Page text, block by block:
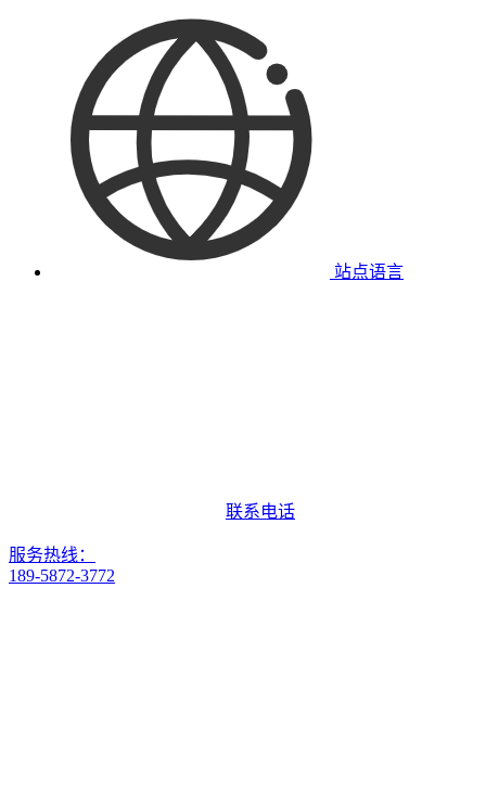
站点语言
联系电话
服务热线：
189-5872-3772